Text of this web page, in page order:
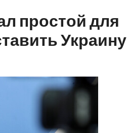
простой для
Украину